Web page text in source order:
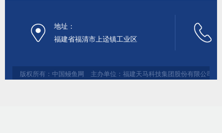
地址：
福建省福清市上迳镇工业区
版权所有：中国鳗鱼网 主办单位：福建天马科技集团股份有限公司